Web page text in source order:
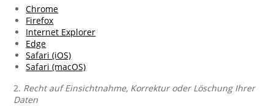
Chrome
Firefox
Internet Explorer
Edge
Safari (iOS)
Safari (macOS)
2. Recht auf Einsichtnahme, Korrektur oder Löschung Ihrer
Daten